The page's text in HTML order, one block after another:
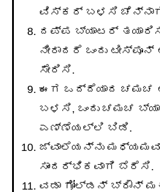
ವಿಸ್ಕರ್ ಬಳಸಿ
ದಪ್ಪ ಬ್ಯಾಟರ್
ನೀರಾದರೆ ಒಂದು
ಸೇರಿಸಿ.
ಈಗ ಒದ್ದೆಯಾದ ಚಮಚ
ಬಳಸಿ, ಒಂದು ಚಮಚ
ಎಣ್ಣೆಯಲ್ಲಿ ಬಿಡಿ.
ಜ್ವಾಲೆಯನ್ನು
ಸಾಂದರ್ಭಿಕವಾಗಿ ಬೆರೆಸಿ.
ವಡಾ ಗೋಲ್ಡನ್ ಬ್ರೌನ್